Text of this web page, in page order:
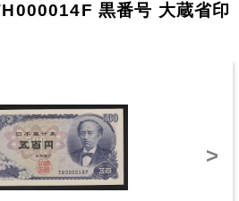
黒番号 大蔵省印
>